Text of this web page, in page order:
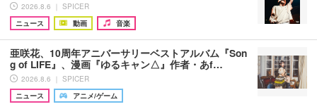
2026.8.6 ｜ SPICER
ニュース
動画 音楽
亜咲花、10周年アニバーサリーベストアルバム『Son
g of LIFE』、漫画『ゆるキャン△』作者・あf…
2026.8.6 ｜ SPICER
ニュース
アニメ/ゲーム